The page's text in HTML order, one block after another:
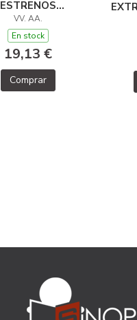
ESTRENOS
2020/2021
VV. AA.
En stock
19,13 €
Comprar